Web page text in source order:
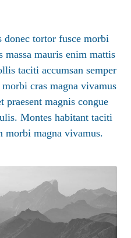
tortor fusce morbi
massa mauris enim mattis
taciti accumsan semper
cras magna vivamus
praesent magnis congue
Montes habitant taciti
morbi magna vivamus.